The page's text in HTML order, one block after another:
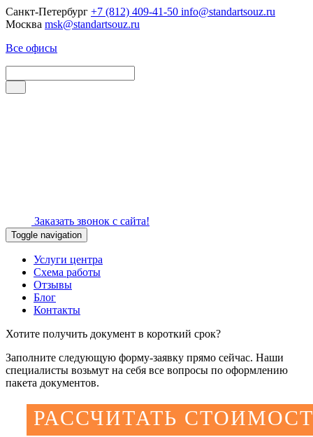
Санкт-Петербург +7 (812) 409-41-50 info@standartsouz.ru
Москва msk@standartsouz.ru
Все офисы
Заказать звонок с сайта!
Toggle navigation
Услуги центра
Схема работы
Отзывы
Блог
Контакты
Хотите получить документ в короткий срок?
Заполните следующую форму-заявку прямо сейчас. Наши
специалисты возьмут на себя все вопросы по оформлению
пакета документов.
РАССЧИТАТЬ